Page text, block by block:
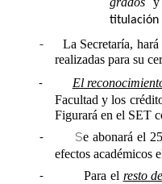
titulación
-
La Secretaría,
realizadas para su
- El
Facultad y los
Figurará en el SET
- Se abonará el
efectos académicos
- Para el resto